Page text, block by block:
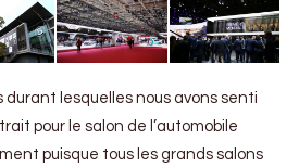
lesquelles nous avons senti
pour le salon de l’automobile
puisque tous les grands salons